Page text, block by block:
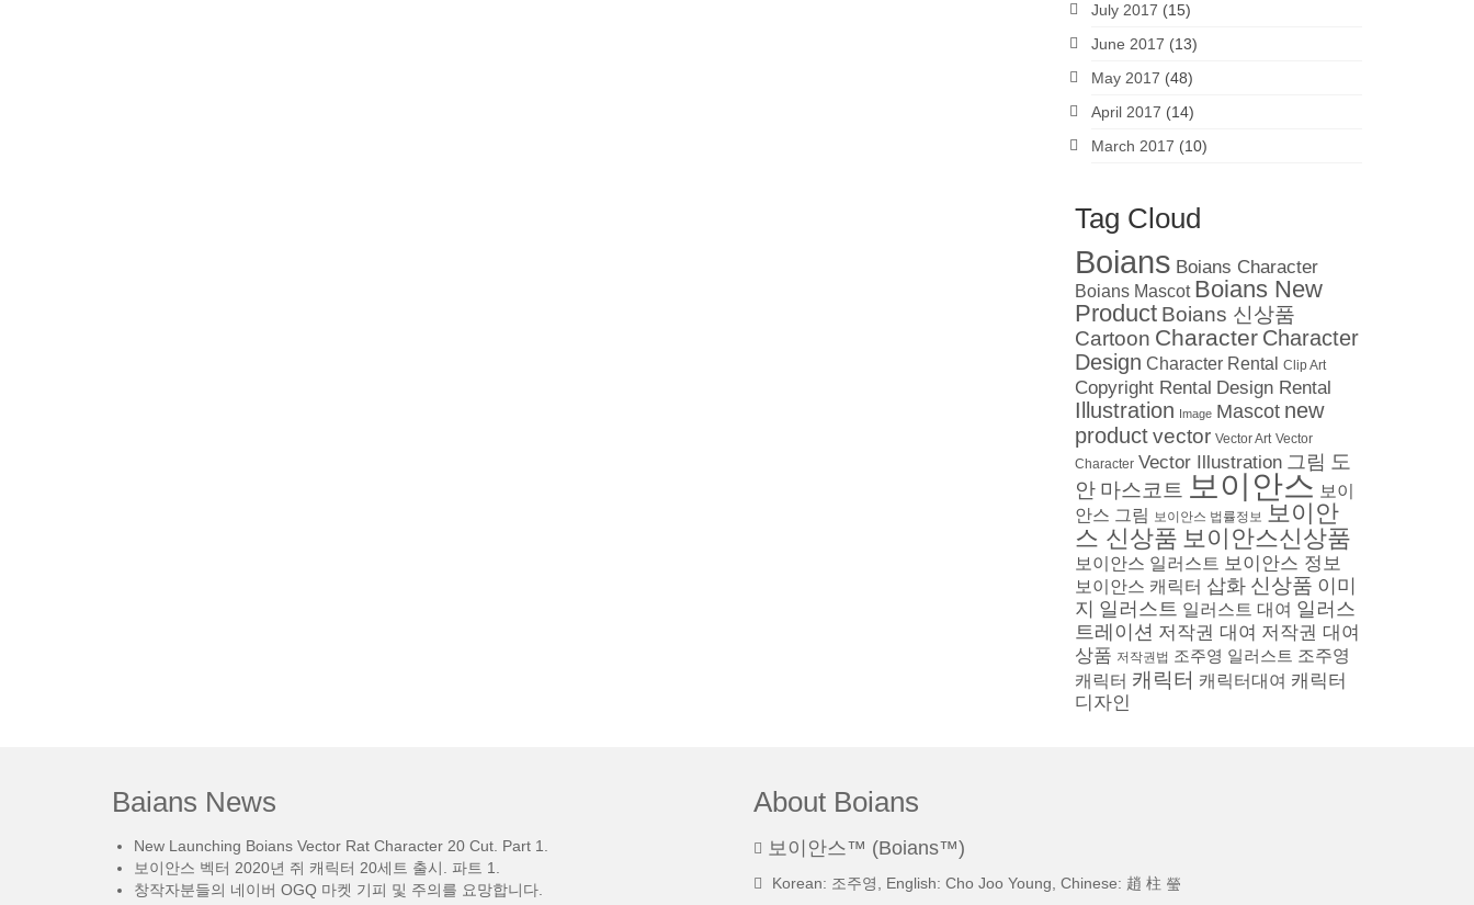
July 2017 (15)
June 2017 (13)
May 2017 (48)
April 2017 (14)
March 2017 (10)
Tag Cloud
Boians Boians Character
Boians Mascot Boians New
Product Boians 신상품
Cartoon Character Character
Design Character Rental Clip Art
Copyright Rental Design Rental
Illustration Image Mascot new
product vector Vector Art Vector
Character Vector Illustration 그림 도
안 마스코트 보이안스 보이
안스 그림 보이안스 법률정보 보이안
스 신상품 보이안스신상품
보이안스 일러스트 보이안스 정보
보이안스 캐릭터 삽화 신상품 이미
지 일러스트 일러스트 대여 일러스
트레이션 저작권 대여 저작권 대여
상품 저작권법 조주영 일러스트 조주영
캐릭터 캐릭터 캐릭터대여 캐릭터
디자인
Baians News
New Launching Boians Vector Rat Character 20 Cut. Part 1.
보이안스 벡터 2020년 쥐 캐릭터 20세트 출시. 파트 1.
창작자분들의 네이버 OGQ 마켓 기피 및 주의를 요망합니다.
About Boians
보이안스™ (Boians™)
Korean: 조주영, English: Cho Joo Young, Chinese: 趙 柱 瑩